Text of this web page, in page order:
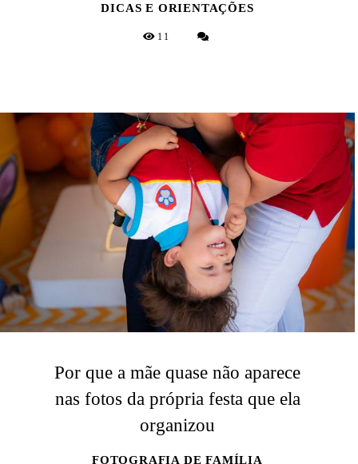
DICAS E ORIENTAÇÕES
11
Por que a mãe quase não aparece
nas fotos da própria festa que ela
organizou
FOTOGRAFIA DE FAMÍLIA